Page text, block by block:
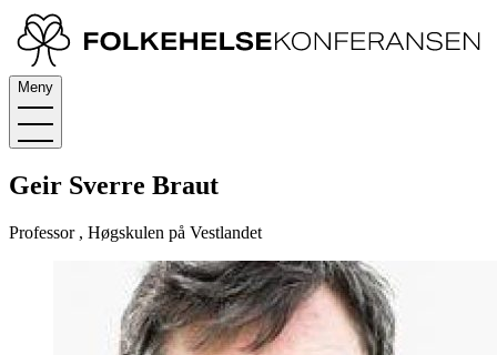
Meny
Geir Sverre Braut
Professor , Høgskulen på Vestlandet